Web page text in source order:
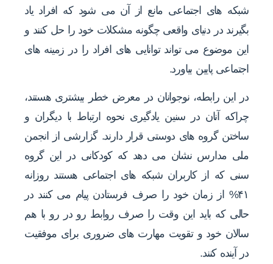
شبکه های اجتماعی مانع از آن می شود که افراد یاد
بگیرند در دنیای واقعی چگونه مشکلات خود را حل کنند و
این موضوع می تواند توانایی های افراد را در زمینه های
اجتماعی پایین بیاورد.
در این رابطه، نوجوانان در معرض خطر بیشتری هستند،
چراکه آنان در سنین یادگیری نحوه ارتباط با دیگران و
ساختن گروه های دوستی قرار دارند. گزارشی از انجمن
ملی مدارس نشان می دهد که کودکانی در این گروه
سنی که از کاربران شبکه های اجتماعی هستند روزانه
۴۱% از زمان خود را صرف فرستادن پیام می کنند در
حالی که باید این وقت را صرف روابط رو در رو با هم
سالان خود و تقویت مهارت های ضروری برای موفقیت
در آینده کنند.